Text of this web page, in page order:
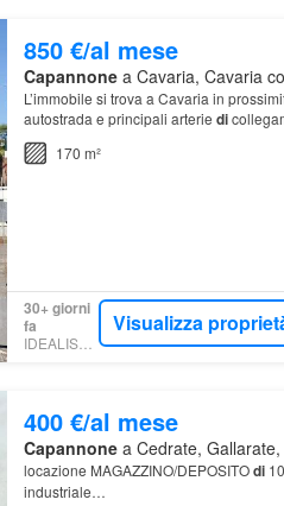
850 €/al mese
Capannonea Cavaria, Cavaria
L’immobile si trova a Cavaria in
autostrada e principali arterie di
170 m²
30+ giorni
fa
IDEALISTA.IT
Visualizza
400 €/al mese
Capannonea Cedrate, Gallarate,
locazione MAGAZZINO/DEPOSITOdi
industriale…